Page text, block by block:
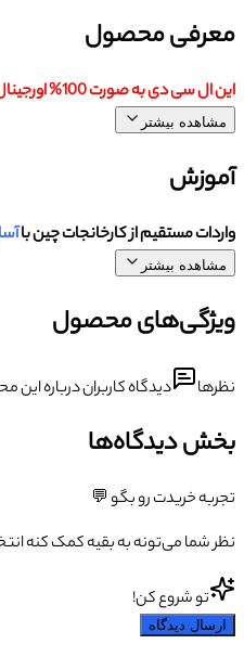
معرفی محصول
این ال سی دی به صورت 100% اورجینال و شرکتی سامسونگ می باشد
مشاهده بیشتر
آموزش
واردات مستقیم از کارخانجات چین با
مشاهده بیشتر
ویژگی‌های محصول
نظرها دیدگاه کاربران درباره
بخش دیدگاه‌ها
تجربه خریدت رو بگو 💬
نظر شما می‌تونه به بقیه کمک کنه
تو شروع کن!
ارسال دیدگاه